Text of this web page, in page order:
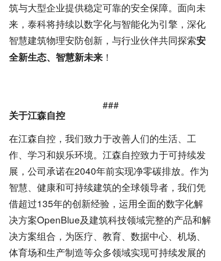
筑与大型企业提供稳定可靠的安全保障。面向未
来，泰科将持续以数字化与智能化为引擎，深化
智慧建筑物理安防创新，与行业伙伴共同探索安
全新生态、智慧新未来！
###
关于江森自控
在江森自控，我们致力于改善人们的生活、工
作、学习和娱乐环境。江森自控致力于可持续发
展，公司承诺在2040年前实现净零碳排放。作为
智慧、健康和可持续建筑的全球领导者，我们凭
借超过135年的创新经验，运用全面的数字化解
决方案OpenBlue及建筑科技领域完整的产品和解
决方案组合，为医疗、教育、数据中心、机场、
体育场和生产制造等众多领域实现可持续发展的